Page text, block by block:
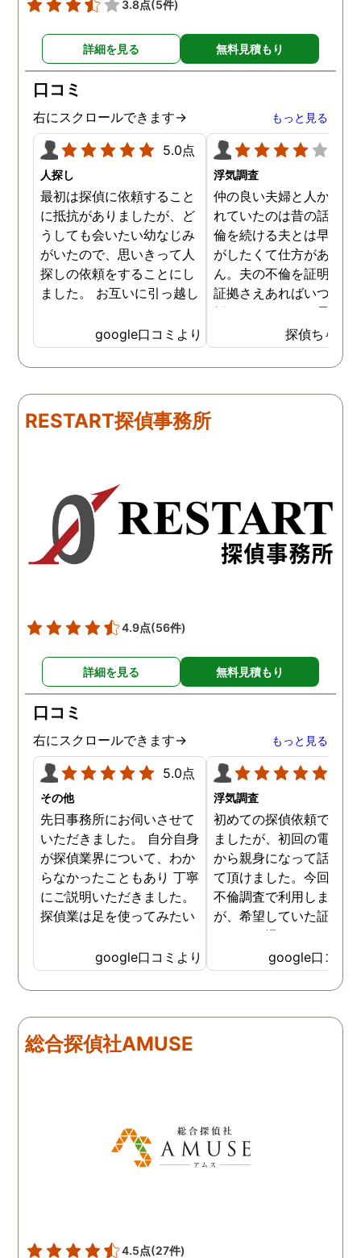
3.8点(5件)
詳細を見る 無料見積もり
口コミ
右にスクロールできます→ もっと見る
5.0点
人探し
最初は探偵に依頼すること
に抵抗がありましたが、ど
うしても会いたい幼なじみ
がいたので、思いきって人
探しの依頼をすることにし
ました。 お互いに引っ越し
いる情報も少なかったの
で、難しいかなと思ってい
たのですが、見事に探して
ました。うれしくてお互い
に涙の再会でした。 対応し
玉総合情報事務所さんに依
頼させていただき本当に良
かったです。
google口コミより
浮気調査
仲の良い夫婦と人から言
れていたのは昔の話で、
倫を続ける夫とは早く離
がしたくて仕方がありま
ん。夫の不倫を証明でき
証拠さえあればいつでも
婚ができるのにと愚痴を
ぼしていると、姉が探偵
不倫の証拠集めを依頼し
くれました。探偵事務所
にも関わらず、相談員の
明な点が全くないほどし
かりと説明をしてくれま
た。調査では夫が不倫相
の自宅に頻繁に訪れる様
務所に関しても調べてく
ていて、周りの人たちの
かげで夫と離婚ができそ
探偵ちゃん
RESTART探偵事務所
4.9点(56件)
詳細を見る 無料見積もり
口コミ
右にスクロールできます→ もっと見る
5.0点
その他
先日事務所にお伺いさせて
いただきました。 自分自身
が探偵業界について、わか
らなかったこともあり 丁寧
にご説明いただきました。
探偵業は足を使ってみたい
SNSなどの知識も豊富で、
色んな視点から対応されて
います。 他の口コミにもあ
金が安く明確で親身になっ
て対応いただける探偵さん
google口コミより
浮気調査
初めての探偵依頼で緊張
ましたが、初回の電話相
から親身になって話を聞
て頂けました。今回、夫
不倫調査で利用しました
が、希望していた証拠を
っかりと撮ってもらうこ
が出来ました。調査中も
動きがある度に細かく報
してくださり、安心しま
読めない中、柔軟に対応
す。
google口コミ
総合探偵社AMUSE
4.5点(27件)